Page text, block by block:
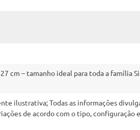
cm – tamanho ideal para toda a
ilustrativa; Todas as informações
de acordo com o tipo, configuração